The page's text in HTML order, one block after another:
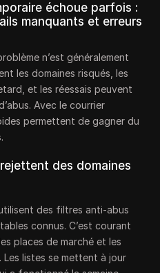
échoue parfois :
manquants et erreurs
n’est généralement
les domaines risqués, les
et les réessais peuvent
Avec le courrier
permettent de gagner du
des domaines
des filtres anti-abus
connus. C’est courant
places de marché et les
listes se mettent à jour